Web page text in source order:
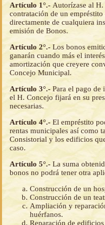
Artículo 1°.- Autorízase al
contratación de un
directamente de cualquiera
emisión de Bonos.
Artículo 2°.- Los bonos
ganarán cuando más el
amortización que creyere
Concejo Municipal.
Artículo 3°.- Para el pago de
el H. Concejo fijará en su
necesarias.
Artículo 4°.- El empréstito
rentas municipales así como
Consistorial y los edificios
caso.
Artículo 5°.- La suma
bonos no podrá tener otra
Construcción de un
Construcción de un
Ampliación y
huérfanos.
Reparación de